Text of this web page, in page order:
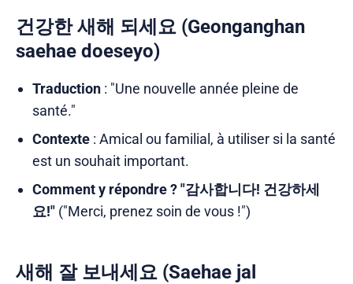
건강한 새해 되세요 (Geonganghan
saehae doeseyo)
Traduction: "Une nouvelle année pleine de
santé."
Contexte: Amical ou familial, à utiliser si la santé
est un souhait important.
Comment y répondre ? "감사합니다! 건강하세
요!"("Merci, prenez soin de vous !")
새해 잘 보내세요 (Saehae jal